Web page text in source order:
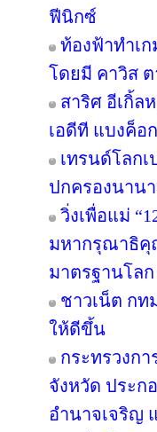
ฟีนิกซ์
ท้องฟ้าทำเ
โดยมี คาวิส
สาริศ อีเกิ้ล
เอดีที แบงค็อ
เทรนด์โลกเ
ปกครองนาน
วิ่งเพื่อแม่
มหากรุณาธิคุ
มาตรฐานโลก
ชาวเน็ต กท
ให้ดีขึ้น
กระทรวงก
จังหวัด ประก
อำนาจเจริญ